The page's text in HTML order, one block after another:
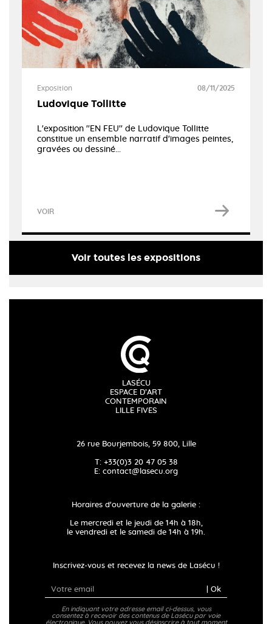
Exposition 08/11/2025
Ludovique Tollitte
L'exposition ''EN FEU'' de Ludovique Tollitte
constitue un ensemble narratif d'images peintes,
gravées ou dessiné...
VOIR
Voir toutes les expositions
LASÉCU
ESPACE D’ART
CONTEMPORAIN
LILLE FIVES
26 rue Bourjembois, 59 800, Lille
T: +33(0)3 20 47 05 38
E: contact@lasecu.org
Horaires d'ouverture de la galerie :
Le mercredi et le jeudi de 14h à 18h,
le vendredi et le samedi de 14h à 19h.
Inscrivez-vous et recevez la news de Lasécu !
| Ok
En indiquant votre adresse email ci-dessus, vous
consentez à recevoir des contenus de Lasécu par voie
électronique. Vous pouvez vous désinscrire à tout moment